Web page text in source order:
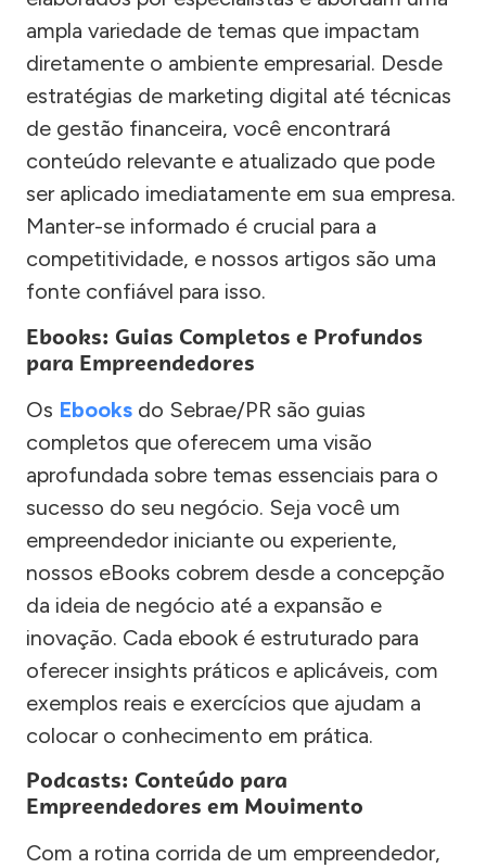
ampla variedade de temas que impactam
diretamente o ambiente empresarial. Desde
estratégias de marketing digital até técnicas
de gestão financeira, você encontrará
conteúdo relevante e atualizado que pode
ser aplicado imediatamente em sua empresa.
Manter-se informado é crucial para a
competitividade, e nossos artigos são uma
fonte confiável para isso.
Ebooks: Guias Completos e Profundos
para Empreendedores
Os Ebooks do Sebrae/PR são guias
completos que oferecem uma visão
aprofundada sobre temas essenciais para o
sucesso do seu negócio. Seja você um
empreendedor iniciante ou experiente,
nossos eBooks cobrem desde a concepção
da ideia de negócio até a expansão e
inovação. Cada ebook é estruturado para
oferecer insights práticos e aplicáveis, com
exemplos reais e exercícios que ajudam a
colocar o conhecimento em prática.
Podcasts: Conteúdo para
Empreendedores em Movimento
Com a rotina corrida de um empreendedor,